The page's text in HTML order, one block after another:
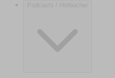
Podcasts / Hörbücher